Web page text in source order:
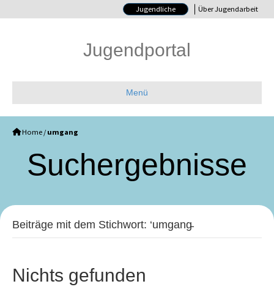
Jugendliche Über Jugendarbeit
Jugendportal
Menü
Home / umgang
Such­ergebnisse
Beiträge mit dem Stichwort: ‘umgang̵
Nichts gefunden